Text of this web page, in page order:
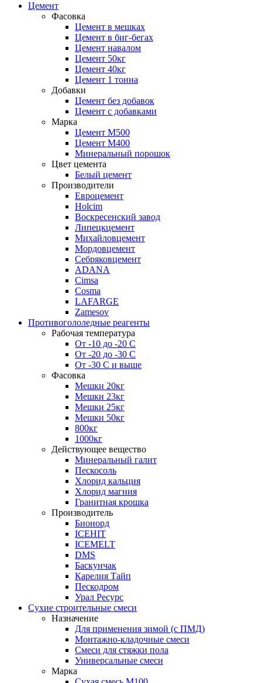
Цемент
Фасовка
Цемент в мешках
Цемент в биг-бегах
Цемент навалом
Цемент 50кг
Цемент 40кг
Цемент 1 тонна
Добавки
Цемент без добавок
Цемент с добавками
Марка
Цемент М500
Цемент М400
Минеральный порошок
Цвет цемента
Белый цемент
Производители
Евроцемент
Holcim
Воскресенский завод
Липецкцемент
Михайловцемент
Мордовцемент
Себряковцемент
ADANA
Cimsa
Cosma
LAFARGE
Zamesov
Противогололедные реагенты
Рабочая температура
От -10 до -20 С
От -20 до -30 С
От -30 С и выше
Фасовка
Мешки 20кг
Мешки 23кг
Мешки 25кг
Мешки 50кг
800кг
1000кг
Действующее вещество
Минеральный галит
Пескосоль
Хлорид кальция
Хлорид магния
Гранитная крошка
Производитель
Бионорд
ICEHIT
ICEMELT
DMS
Баскунчак
Карелия Тайп
Пескодром
Урал Ресурс
Сухие строительные смеси
Назначение
Для применения зимой (с ПМД)
Монтажно-кладочные смеси
Смеси для стяжки пола
Универсальные смеси
Марка